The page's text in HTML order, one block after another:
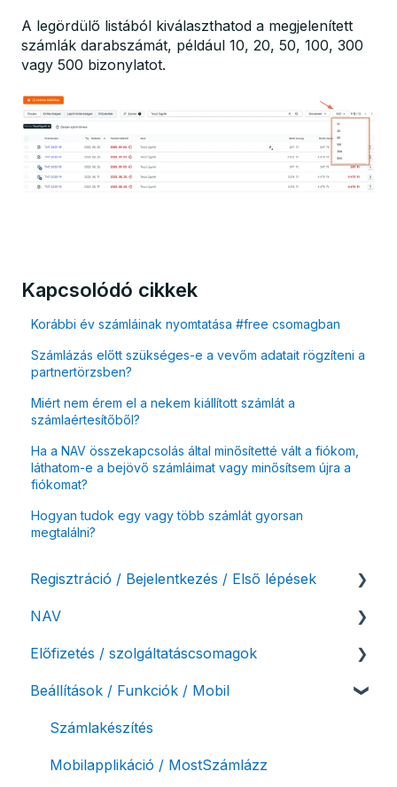
A legördülő listából kiválaszthatod a megjelenített
számlák darabszámát, például 10, 20, 50, 100, 300
vagy 500 bizonylatot.
Kapcsolódó cikkek
Korábbi év számláinak nyomtatása #free csomagban
Számlázás előtt szükséges-e a vevőm adatait rögzíteni a
partnertörzsben?
Miért nem érem el a nekem kiállított számlát a
számlaértesítőből?
Ha a NAV összekapcsolás által minősítetté vált a fiókom,
láthatom-e a bejövő számláimat vagy minősítsem újra a
fiókomat?
Hogyan tudok egy vagy több számlát gyorsan
megtalálni?
Regisztráció / Bejelentkezés / Első lépések
Felhasználó beállításai
Számlázási fiók kezdő beállításai, első lépések
NAV
NAV online adatszolgáltatás
Adóhatósági ellenőrzés adatszolgáltatás
NAV pénztárgép feladás (PTGSZLAH)
Számlaverzum
Előfizetés / szolgáltatáscsomagok
Szolgáltatáscsomag kiválasztása
Szolgáltatáscsomag módosítása
Fiók / felhasználó törlése
Beállítások / Funkciók / Mobil
Számlakészítés
Mobilapplikáció / MostSzámlázz